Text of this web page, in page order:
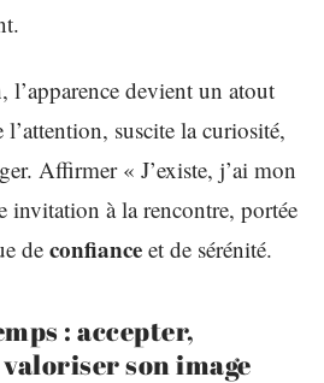
l’apparence devient un atout
suscite la curiosité,
Affirmer « J’existe, j’ai mon
invitation à la rencontre, portée
de confiance et de sérénité.
: accepter,
son image